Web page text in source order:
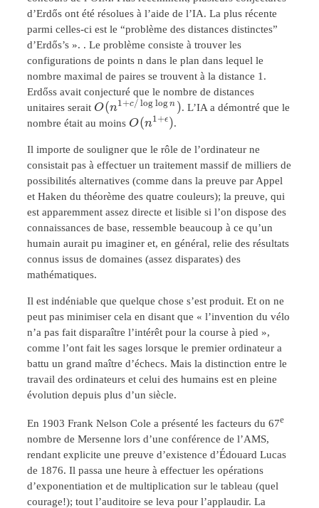
d’Erdős ont été résolues à l’aide de l’IA. La plus récente
parmi celles-ci est le “problème des distances distinctes”
d’Erdős’s ». . Le problème consiste à trouver les
configurations de points n dans le plan dans lequel le
nombre maximal de paires se trouvent à la distance 1.
Erdőss avait conjecturé que le nombre de distances
unitaires serait O(n^{1+c/\log\log{n}})
O(n1+c/ log log n ). L’IA a démontré que le
nombre était au moins O(n^{1+\epsilon})
O(n1+ϵ ).
Il importe de souligner que le rôle de l’ordinateur ne
consistait pas à effectuer un traitement massif de milliers de
possibilités alternatives (comme dans la preuve par Appel
et Haken du théorème des quatre couleurs); la preuve, qui
est apparemment assez directe et lisible si l’on dispose des
connaissances de base, ressemble beaucoup à ce qu’un
humain aurait pu imaginer et, en général, relie des résultats
connus issus de domaines (assez disparates) des
mathématiques.
Il est indéniable que quelque chose s’est produit. Et on ne
peut pas minimiser cela en disant que « l’invention du vélo
n’a pas fait disparaître l’intérêt pour la course à pied »,
comme l’ont fait les sages lorsque le premier ordinateur a
battu un grand maître d’échecs. Mais la distinction entre le
travail des ordinateurs et celui des humains est en pleine
évolution depuis plus d’un siècle.
En 1903 Frank Nelson Cole a présenté les facteurs du 67e
nombre de Mersenne lors d’une conférence de l’AMS,
rendant explicite une preuve d’existence d’Édouard Lucas
de 1876. Il passa une heure à effectuer les opérations
d’exponentiation et de multiplication sur le tableau (quel
courage!); tout l’auditoire se leva pour l’applaudir. La